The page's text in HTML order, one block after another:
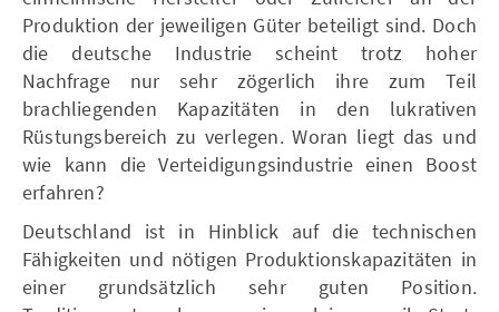
Produktion der jeweiligen Güter beteiligt sind. Doch
die deutsche Industrie scheint trotz hoher
Nachfrage nur sehr zögerlich ihre zum Teil
brachliegenden Kapazitäten in den lukrativen
Rüstungsbereich zu verlegen. Woran liegt das und
wie kann die Verteidigungsindustrie einen Boost
erfahren?
Deutschland ist in Hinblick auf die technischen
Fähigkeiten und nötigen Produktionskapazitäten in
einer grundsätzlich sehr guten Position.